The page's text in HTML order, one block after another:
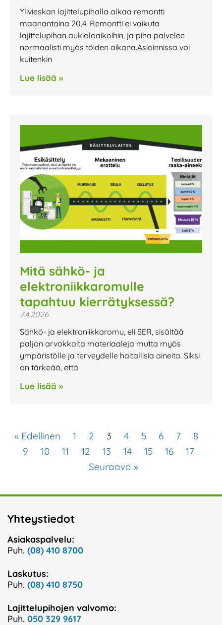
Ylivieskan lajittelupihalla alkaa remontti
maanantaina 20.4. Remontti ei vaikuta
lajittelupihan aukioloaikoihin, ja piha palvelee
normaalisti myös töiden aikana.Asioinnissa voi
kuitenkin
Lue lisää »
Mitä sähkö- ja
elektroniikkaromulle
tapahtuu kierrätyksessä?
7.4.2026
Sähkö- ja elektroniikkaromu, eli SER, sisältää
paljon arvokkaita materiaaleja mutta myös
ympäristölle ja terveydelle haitallisia aineita. Siksi
on tärkeää, että
Lue lisää »
« Edellinen 1 2 3 4 5 6 7
8
9
10 11 12 13 14 15 16
17
Seuraava »
Yhteystiedot
Asiakaspalvelu:
Puh. (08) 410 8700
Laskutus:
Puh. (08) 410 8750
Lajittelupihojen valvomo:
Puh. 050 329 9617